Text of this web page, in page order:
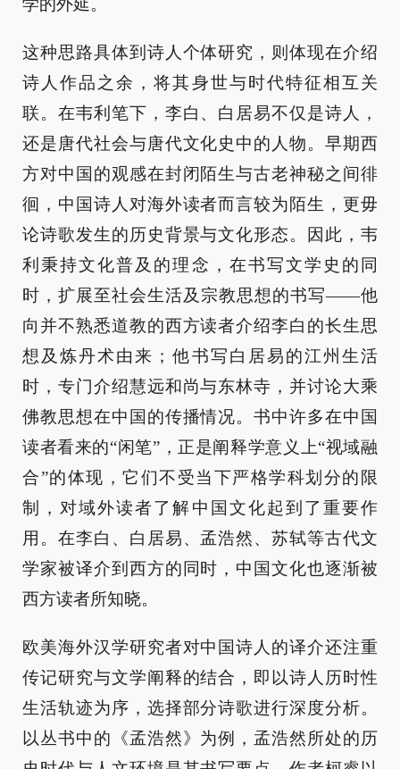
这种思路具体到诗人个体研究，则体现在介绍
诗人作品之余，将其身世与时代特征相互关
联。在韦利笔下，李白、白居易不仅是诗人，
还是唐代社会与唐代文化史中的人物。早期西
方对中国的观感在封闭陌生与古老神秘之间徘
徊，中国诗人对海外读者而言较为陌生，更毋
论诗歌发生的历史背景与文化形态。因此，韦
利秉持文化普及的理念，在书写文学史的同
时，扩展至社会生活及宗教思想的书写——他
向并不熟悉道教的西方读者介绍李白的长生思
想及炼丹术由来；他书写白居易的江州生活
时，专门介绍慧远和尚与东林寺，并讨论大乘
佛教思想在中国的传播情况。书中许多在中国
读者看来的“闲笔”，正是阐释学意义上“视域融
合”的体现，它们不受当下严格学科划分的限
制，对域外读者了解中国文化起到了重要作
用。在李白、白居易、孟浩然、苏轼等古代文
学家被译介到西方的同时，中国文化也逐渐被
西方读者所知晓。
欧美海外汉学研究者对中国诗人的译介还注重
传记研究与文学阐释的结合，即以诗人历时性
生活轨迹为序，选择部分诗歌进行深度分析。
以丛书中的《孟浩然》为例，孟浩然所处的历